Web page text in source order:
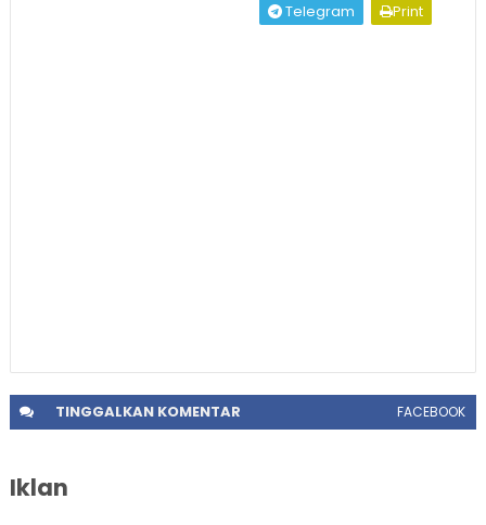
Telegram
Print
TINGGALKANKOMENTAR FACEBOOK
Iklan